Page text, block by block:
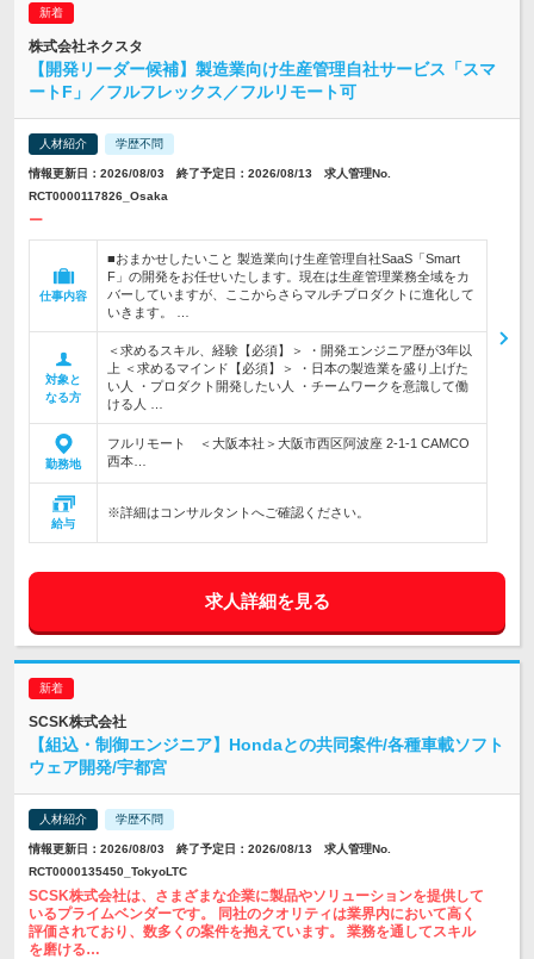
株式会社ネクスタ
【開発リーダー候補】製造業向け生産管理自社サービス「スマ
ートF」／フルフレックス／フルリモート可
人材紹介 学歴不問
情報更新日：2026/08/03 終了予定日：2026/08/13 求人管理No.
RCT0000117826_Osaka
ー
仕事内容
■おまかせしたいこと 製造業向け生産管理自社SaaS「Smart
F」の開発をお任せいたします。現在は生産管理業務全域をカ
バーしていますが、ここからさらマルチプロダクトに進化して
いきます。 …
対象と
なる方
＜求めるスキル、経験【必須】＞ ・開発エンジニア歴が3年以
上 ＜求めるマインド【必須】＞ ・日本の製造業を盛り上げた
い人 ・プロダクト開発したい人 ・チームワークを意識して働
ける人 …
勤務地
フルリモート ＜大阪本社＞大阪市西区阿波座 2-1-1 CAMCO
西本…
給与
※詳細はコンサルタントへご確認ください。
求人詳細を見る
SCSK株式会社
【組込・制御エンジニア】Hondaとの共同案件/各種車載ソフト
ウェア開発/宇都宮
人材紹介 学歴不問
情報更新日：2026/08/03 終了予定日：2026/08/13 求人管理No.
RCT0000135450_TokyoLTC
SCSK株式会社は、さまざまな企業に製品やソリューションを提供して
いるプライムベンダーです。 同社のクオリティは業界内において高く
評価されており、数多くの案件を抱えています。 業務を通してスキル
を磨ける…